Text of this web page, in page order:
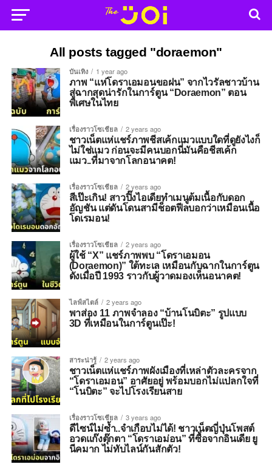
All posts tagged "doraemon"
บันเทิง 1 year ago
ภาพ “แห่โดราเอมอนขอฝน” จากไวรัลชาวบ้าน
สู่ฉากสุดน่ารักในการ์ตูน “Doraemon” ตอน
พิเศษในไทย
เรื่องราวโซเชียล 2 years ago
ชาวเน็ตแห่แชร์ภาพชีสเค้กแมวแบบใดที่ดูยังไงก็
ไม่ใช่แมว ก่อนจะมีคนบอกนี่มันคือชีสเค้ก
แมว..ที่มาจากโลกอนาคต!
เรื่องราวโซเชียล 2 years ago
สีเป๊ะเกิน! สาวปิ๊งไอเดียทำเมนูต้มเนื้อกับดอก
อัญชัน แต่ดันโดนสามีช็อตฟีลบอกว่าเหมือนเนื้อ
โดเรมอน!
เรื่องราวโซเชียล 2 years ago
ผู้ใช้ “X” แชร์ภาพพบ “โดราเอมอน
(Doraemon)” ใต้ทะเล เหมือนกับฉากในการ์ตูน
ดังเมื่อปี 1993 ราวกับผู้วาดมองเห็นอนาคต!
ไลฟ์สไตล์ 2 years ago
พาส่อง 11 ภาพจำลอง “บ้านโนบิตะ” รูปแบบ
3D ที่เหมือนในการ์ตูนเป๊ะ!
สาระน่ารู้ 2 years ago
ชาวเน็ตแห่แชร์ภาพผังเมืองที่เหล่าตัวละครจาก
“โดราเอมอน” อาศัยอยู่ พร้อมบอกไม่แปลกใจที่
“โนบิตะ” จะไปโรงเรียนสาย
เรื่องราวโซเชียล 3 years ago
ดีไซน์ไม่ซ้ำ..จำเกือบไม่ได้! ชาวเน็ตญี่ปุ่นโพสต์
อวดแก๊งตุ๊กตา “โดราเอม่อน” ที่ซื้อจากอินเดีย ยู
นีคมาก ไม่ทับไลน์กันสักตัว!